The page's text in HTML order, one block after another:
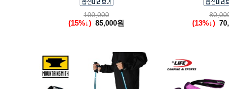
100,000
(15%↓) 85,000원 (13%↓)